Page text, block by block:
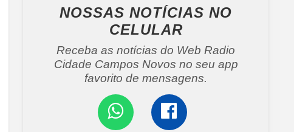
NOSSAS NOTÍCIAS NO
CELULAR
Receba as notícias do Web Radio
Cidade Campos Novos no seu app
favorito de mensagens.